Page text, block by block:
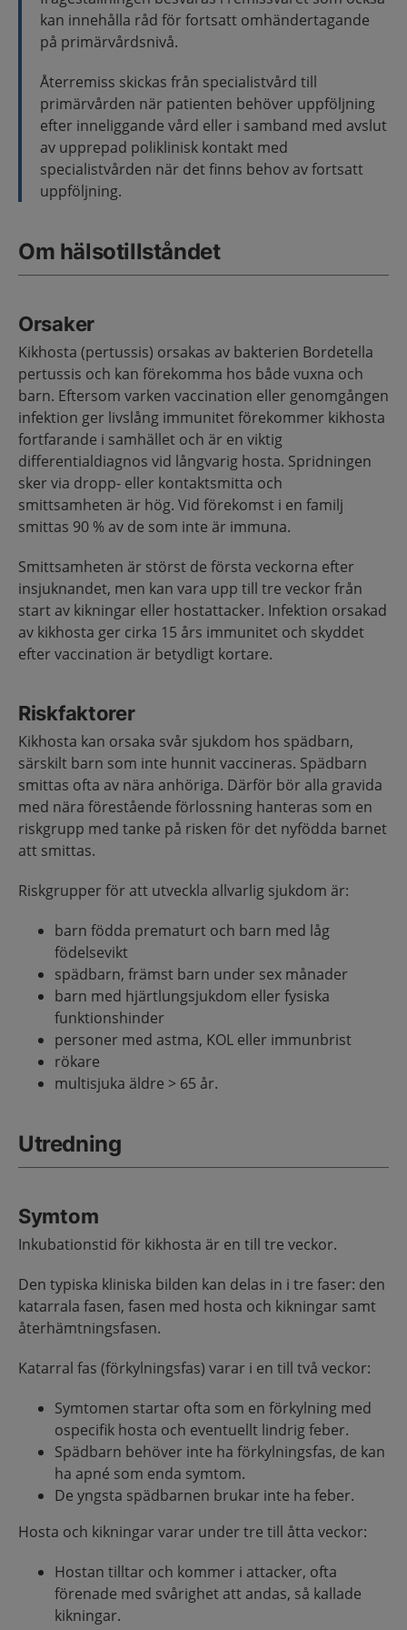
kan innehålla råd för fortsatt omhändertagande
på primärvårdsnivå.
Återremiss skickas från specialistvård till
primärvården när patienten behöver uppföljning
efter inneliggande vård eller i samband med avslut
av upprepad poliklinisk kontakt med
specialistvården när det finns behov av fortsatt
uppföljning.
Om hälsotillståndet
Orsaker
Kikhosta (pertussis) orsakas av bakterien Bordetella
pertussis och kan förekomma hos både vuxna och
barn. Eftersom varken vaccination eller genomgången
infektion ger livslång immunitet förekommer kikhosta
fortfarande i samhället och är en viktig
differentialdiagnos vid långvarig hosta. Spridningen
sker via dropp- eller kontaktsmitta och
smittsamheten är hög. Vid förekomst i en familj
smittas 90 % av de som inte är immuna.
Smittsamheten är störst de första veckorna efter
insjuknandet, men kan vara upp till tre veckor från
start av kikningar eller hostattacker. Infektion orsakad
av kikhosta ger cirka 15 års immunitet och skyddet
efter vaccination är betydligt kortare.
Riskfaktorer
Kikhosta kan orsaka svår sjukdom hos spädbarn,
särskilt barn som inte hunnit vaccineras. Spädbarn
smittas ofta av nära anhöriga. Därför bör alla gravida
med nära förestående förlossning hanteras som en
riskgrupp med tanke på risken för det nyfödda barnet
att smittas.
Riskgrupper för att utveckla allvarlig sjukdom är:
barn födda prematurt och barn med låg
födelsevikt
spädbarn, främst barn under sex månader
barn med hjärtlungsjukdom eller fysiska
funktionshinder
personer med astma, KOL eller immunbrist
rökare
multisjuka äldre > 65 år.
Utredning
Symtom
Inkubationstid för kikhosta är en till tre veckor.
Den typiska kliniska bilden kan delas in i tre faser: den
katarrala fasen, fasen med hosta och kikningar samt
återhämtningsfasen.
Katarral fas (förkylningsfas) varar i en till två veckor:
Symtomen startar ofta som en förkylning med
ospecifik hosta och eventuellt lindrig feber.
Spädbarn behöver inte ha förkylningsfas, de kan
ha apné som enda symtom.
De yngsta spädbarnen brukar inte ha feber.
Hosta och kikningar varar under tre till åtta veckor:
Hostan tilltar och kommer i attacker, ofta
förenade med svårighet att andas, så kallade
kikningar.